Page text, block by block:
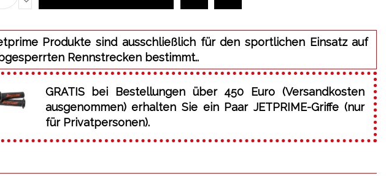
Produkte sind ausschließlich für den sportlichen Einsatz auf
Rennstrecken bestimmt..
GRATIS bei Bestellungen über 450 Euro (Versandkosten
ausgenommen) erhalten Sie ein Paar JETPRIME-Griffe (nur
für Privatpersonen).